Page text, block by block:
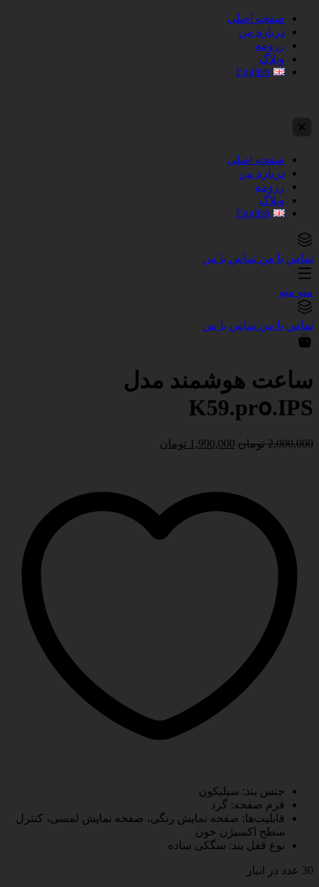
صفحه اصلی
درباره من
رزومه
وبلاگ
English
صفحه اصلی
درباره من
رزومه
وبلاگ
English
تماس با من تماس با من
منو منو
تماس با من تماس با من
ساعت هوشمند مدل
Κ59.рrօ.IPS
2,000,000 تومان قیمت
1,990,000 تومان
جنس بند: سیلیکون
فرم صفحه: گرد
قابلیت‌ها: صفحه نمایش رنگی، صفحه نمایش لمسی، کنترل
سطح اکسیژن خون
نوع قفل بند: سگکی ساده
30 عدد در انبار